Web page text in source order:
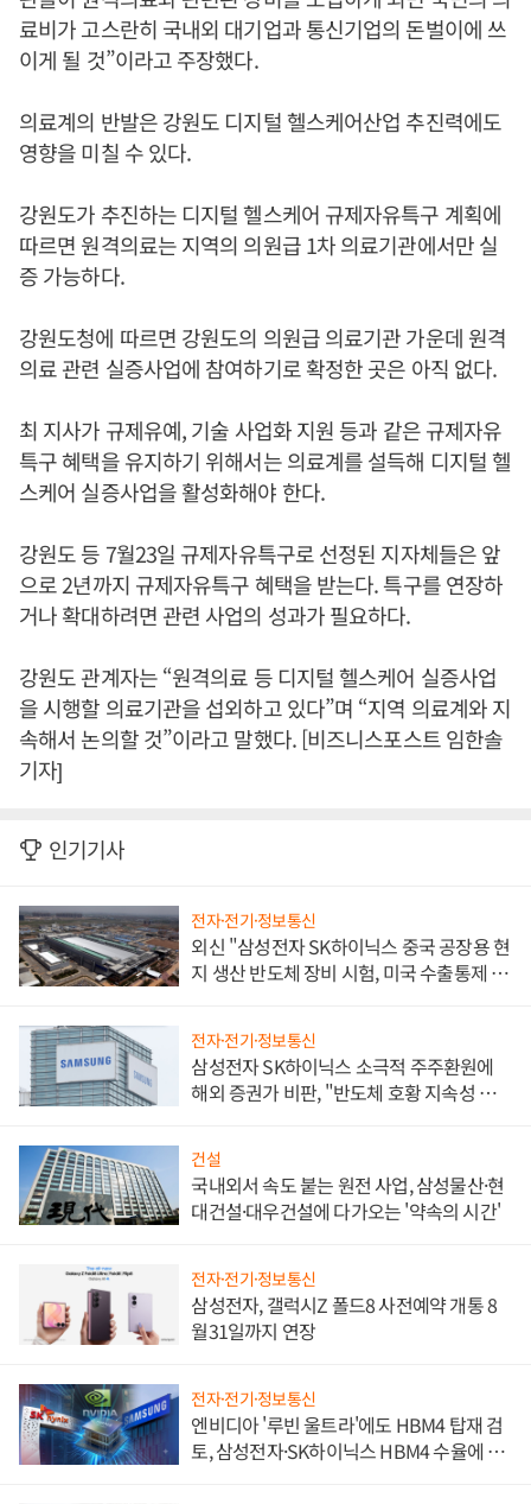
료비가 고스란히 국내외 대기업과 통신기업의 돈벌이에 쓰
이게 될 것”이라고 주장했다.
의료계의 반발은 강원도 디지털 헬스케어산업 추진력에도
영향을 미칠 수 있다.
강원도가 추진하는 디지털 헬스케어 규제자유특구 계획에
따르면 원격의료는 지역의 의원급 1차 의료기관에서만 실
증 가능하다.
강원도청에 따르면 강원도의 의원급 의료기관 가운데 원격
의료 관련 실증사업에 참여하기로 확정한 곳은 아직 없다.
최 지사가 규제유예, 기술 사업화 지원 등과 같은 규제자유
특구 혜택을 유지하기 위해서는 의료계를 설득해 디지털 헬
스케어 실증사업을 활성화해야 한다.
강원도 등 7월23일 규제자유특구로 선정된 지자체들은 앞
으로 2년까지 규제자유특구 혜택을 받는다. 특구를 연장하
거나 확대하려면 관련 사업의 성과가 필요하다.
강원도 관계자는 “원격의료 등 디지털 헬스케어 실증사업
을 시행할 의료기관을 섭외하고 있다”며 “지역 의료계와 지
속해서 논의할 것”이라고 말했다. [비즈니스포스트 임한솔
기자]
인기기사
전자·전기·정보통신
외신 "삼성전자 SK하이닉스 중국 공장용 현
지 생산 반도체 장비 시험, 미국 수출통제 대
전자·전기·정보통신
삼성전자 SK하이닉스 소극적 주주환원에
해외 증권가 비판, "반도체 호황 지속성 의
건설
국내외서 속도 붙는 원전 사업, 삼성물산·현
대건설·대우건설에 다가오는 '약속의 시간'
전자·전기·정보통신
삼성전자, 갤럭시Z 폴드8 사전예약 개통 8
월31일까지 연장
전자·전기·정보통신
엔비디아 '루빈 울트라'에도 HBM4 탑재 검
토, 삼성전자·SK하이닉스 HBM4 수율에 주